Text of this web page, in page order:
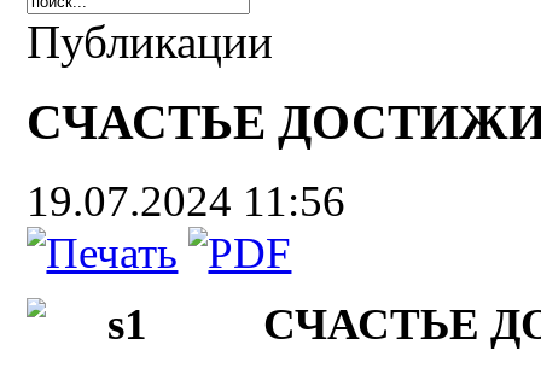
Публикации
СЧАСТЬЕ
19.07.2024 11:56
СЧАСТЬЕ